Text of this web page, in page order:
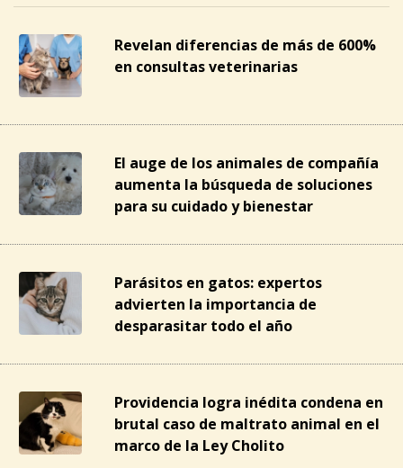
Revelan diferencias de más de 600%
en consultas veterinarias
El auge de los animales de compañía
aumenta la búsqueda de soluciones
para su cuidado y bienestar
Parásitos en gatos: expertos
advierten la importancia de
desparasitar todo el año
Providencia logra inédita condena en
brutal caso de maltrato animal en el
marco de la Ley Cholito